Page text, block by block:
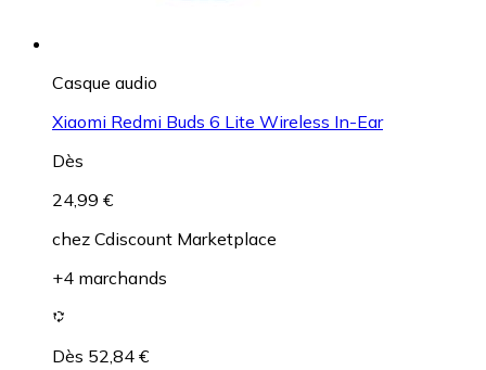
Casque audio
Xiaomi Redmi Buds 6 Lite Wireless In-Ear
Dès
24,99 €
chez Cdiscount Marketplace
+4 marchands
Dès 52,84 €